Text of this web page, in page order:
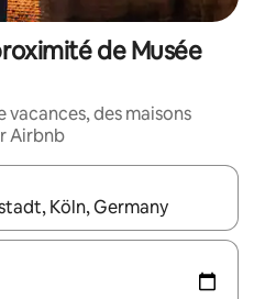
de Musée
vacances, des maisons
Airbnb
utilisez les flèches vers le